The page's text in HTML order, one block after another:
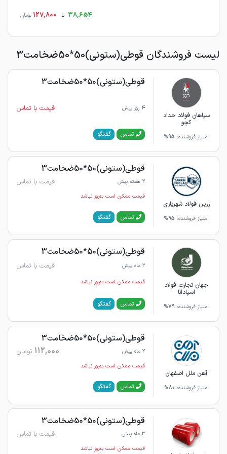
38,654 تا 127,800 تومان
لیست فروشندگان قوطی(ستونی)50*50ضخامت3
سپاهان فولاد حداد
کچو
امتیاز فروشنده: 95%
قوطی(ستونی)50*50ضخامت3
4 روز پیش قیمت با تماس
تماس گفتگو
زرین فولاد شهریاری
امتیاز فروشنده: 95%
قوطی(ستونی)50*50ضخامت3
2 هفته پیش قیمت با تماس
قیمت ممکن است به‌روز نباشد
تماس گفتگو
جهان تجارت فولاد
اسپادانا
امتیاز فروشنده: 79%
قوطی(ستونی)50*50ضخامت3
2 ماه پیش قیمت با تماس
قیمت ممکن است به‌روز نباشد
تماس گفتگو
آهن ملل اصفهان
امتیاز فروشنده: 80%
قوطی(ستونی)50*50ضخامت3
2 ماه پیش 112,000 تومان
قیمت ممکن است به‌روز نباشد
تماس گفتگو
قوطی(ستونی)50*50ضخامت3
3 ماه پیش قیمت با تماس
قیمت ممکن است به‌روز نباشد